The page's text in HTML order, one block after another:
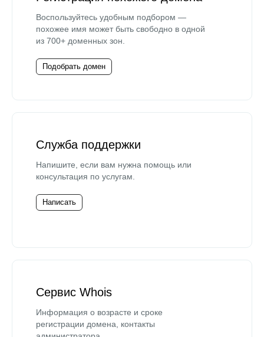
Воспользуйтесь удобным подбором —
похожее имя может быть свободно в одной
из 700+ доменных зон.
Подобрать домен
Служба поддержки
Напишите, если вам нужна помощь или
консультация по услугам.
Написать
Сервис Whois
Информация о возрасте и сроке
регистрации домена, контакты